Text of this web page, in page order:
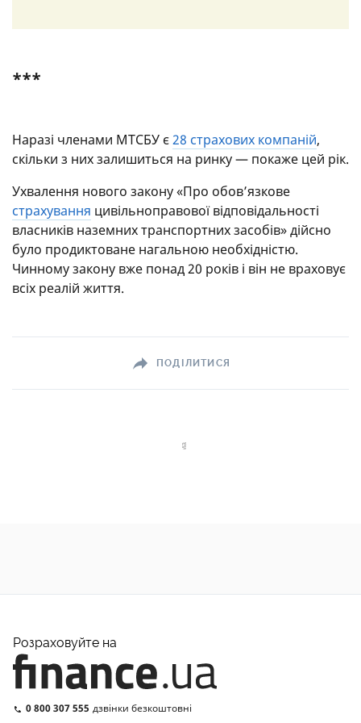
***
Наразі членами МТСБУ є28 страхових компаній,
скільки з них залишиться на ринку — покаже цей рік.
Ухвалення нового закону «Про обов’язкове
страхування цивільноправової відповідальності
власників наземних транспортних засобів» дійсно
було продиктоване нагальною необхідністю.
Чинному закону вже понад 20 років і він не враховує
всіх реалій життя.
ПОДІЛИТИСЯ
Розраховуйте на
0 800 307 555 дзвінки безкоштовні